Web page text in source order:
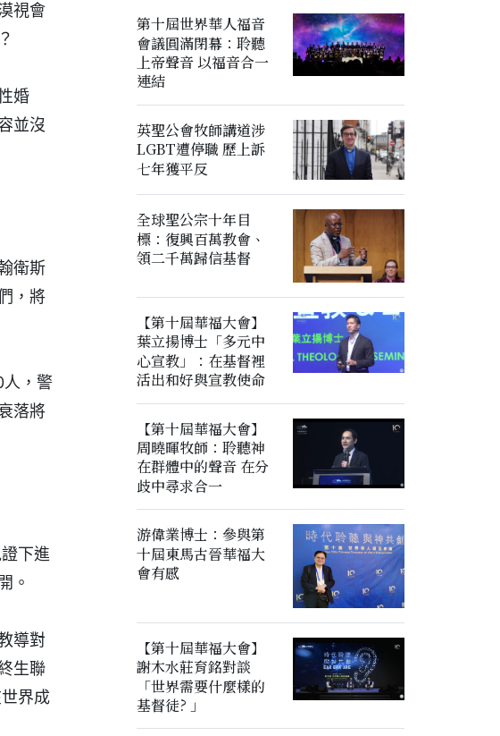
視會
婚
並沒
衛斯
，將
人，警
落將
下進
。
導對
生聯
界成
第十屆世界華人福音
會議圓滿閉幕：聆聽
上帝聲音 以福音合一
連結
英聖公會牧師講道涉
LGBT遭停職 歷上訴
七年獲平反
全球聖公宗十年目
標：復興百萬教會、
領二千萬歸信基督
【第十屆華福大會】
葉立揚博士「多元中
心宣教」：在基督裡
活出和好與宣教使命
【第十屆華福大會】
周曉暉牧師：聆聽神
在群體中的聲音 在分
歧中尋求合一
游偉業博士：參與第
十屆東馬古晉華福大
會有感
【第十屆華福大會】
謝木水莊育銘對談
「世界需要什麼樣的
基督徒? 」